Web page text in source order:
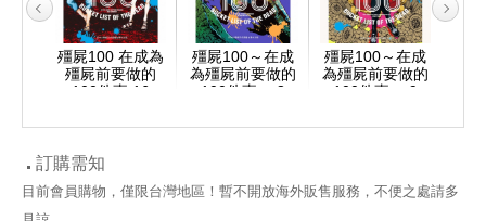
殭屍100 在成為
殭屍前要做的
100件事 16
殭屍100～在成
為殭屍前要做的
100件事～ 8
殭屍100～在成
為殭屍前要做的
100件事～ 9
訂購需知
目前會員購物，僅限台灣地區！暫不開放海外販售服務，不便之處請多